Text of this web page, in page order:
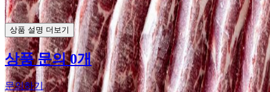
상품 설명 더보기
상품 문의 0개
문의하기